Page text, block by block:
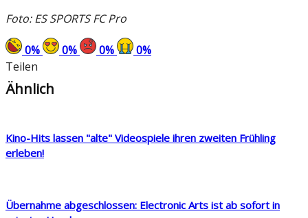
Foto: ES SPORTS FC Pro
0% 0% 0% 0%
Teilen
Ähnlich
Kino-Hits lassen "alte" Videospiele ihren zweiten Frühling
erleben!
Übernahme abgeschlossen: Electronic Arts ist ab sofort in